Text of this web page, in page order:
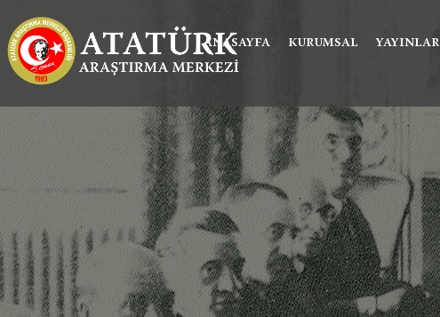
ANASAYFA KURUMSAL YAYINLAR